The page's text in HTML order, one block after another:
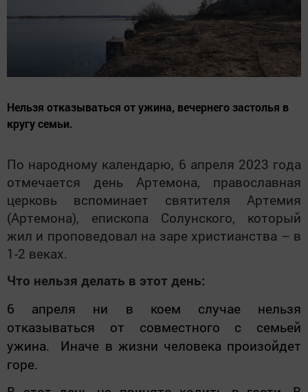
Нельзя отказываться от ужина, вечернего застолья в
кругу семьи.
По народному календарю, 6 апреля 2023 года
отмечается день Артемона, православная
церковь вспоминает святителя Артемия
(Артемона), епископа Солунского, который
жил и проповедовал на заре христианства – в
1-2 веках.
Что нельзя делать в этот день:
6 апреля ни в коем случае нельзя
отказываться от совместного с семьей
ужина. Иначе в жизни человека произойдет
горе.